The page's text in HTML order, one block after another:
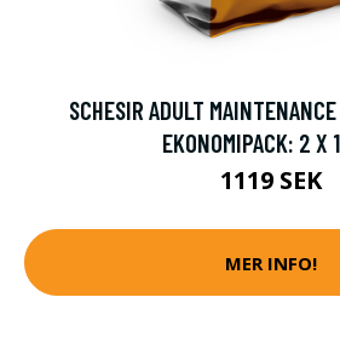
SCHESIR ADULT
EKONOMIPACK: 2 X
1119 SEK
MER INFO!